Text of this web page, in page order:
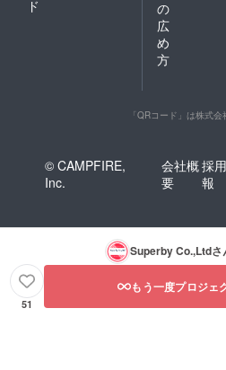
ド
の
広
め
方
「QRコード」は株式
© CAMPFIRE,
Inc.
会社概
要
採
報
Superby Co.,Ltdさ
51
もう一度プロジェ